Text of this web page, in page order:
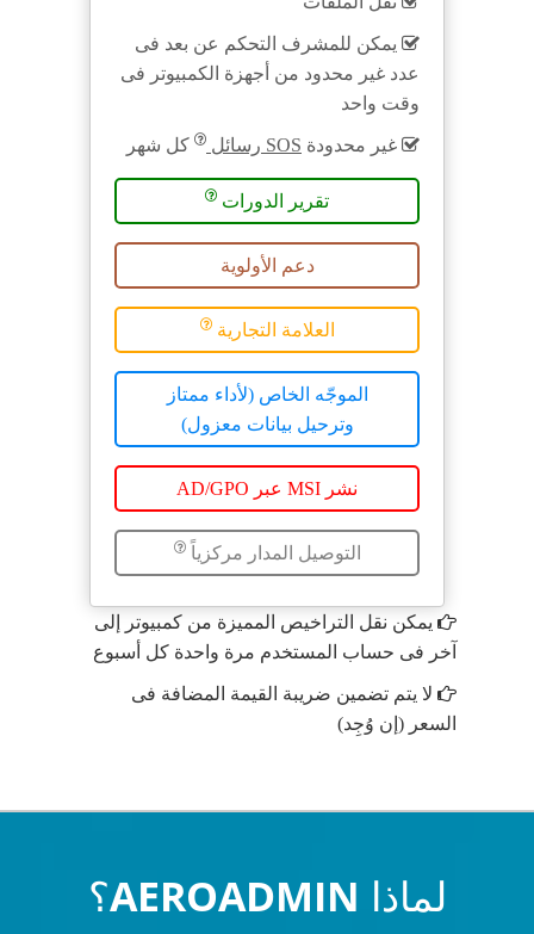
يمكن للمشرف التحكم عن بعد فى
عدد غير محدود من أجهزة الكمبيوتر فى
وقت واحد
غير محدودة SOS رسائل كل شهر
تقرير الدورات
دعم الأولوية
العلامة التجارية
الموجّه الخاص (لأداء ممتاز
وترحيل بيانات معزول)
نشر MSI عبر AD/GPO
التوصيل المدار مركزياً
يمكن نقل التراخيص المميزة من كمبيوتر إلى
آخر فى حساب المستخدم مرة واحدة كل أسبوع
لا يتم تضمين ضريبة القيمة المضافة فى
السعر (إن وُجِد)
لماذا AEROADMIN؟